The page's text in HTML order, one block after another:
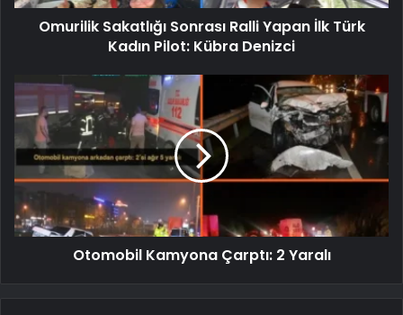
Omurilik Sakatlığı Sonrası Ralli Yapan İlk Türk
Kadın Pilot: Kübra Denizci
Otomobil Kamyona Çarptı: 2 Yaralı